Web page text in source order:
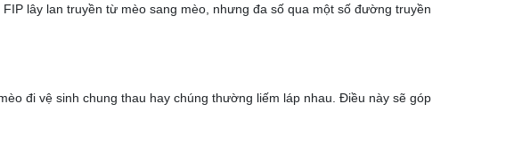
lây lan truyền từ mèo sang mèo, nhưng đa số qua một số đường truyền
đi vệ sinh chung thau hay chúng thường liếm láp nhau. Điều này sẽ góp